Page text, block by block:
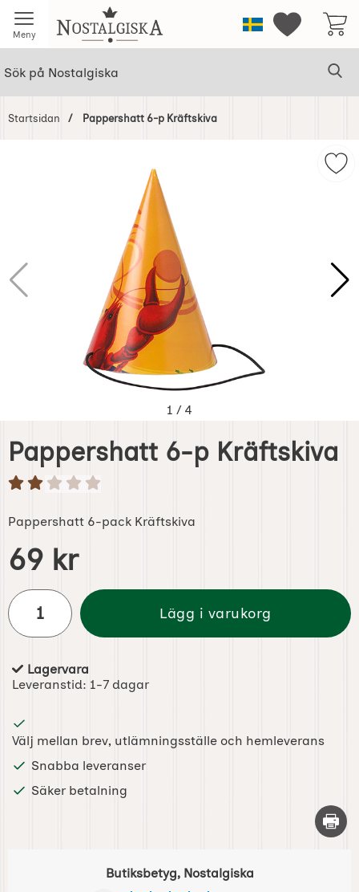
Meny Startsidan för NostalgiskaSverigeMina
Startsidan Pappershatt 6-p Kräftskiva
1 / 4
Pappershatt 6-p Kräftskiva
Pappershatt 6-pack Kräftskiva
Handla denna produkt Pappershatt 6-p Kräftskiva
pris
69 kr
antal
Lägg i varukorg
Tillgänglighet:
Lagervara
Leveranstid: 1-7 dagar
Välj mellan brev, utlämningsställe och hemleverans
Snabba leveranser
Säker betalning
Skriv
Butiksbetyg, Nostalgiska